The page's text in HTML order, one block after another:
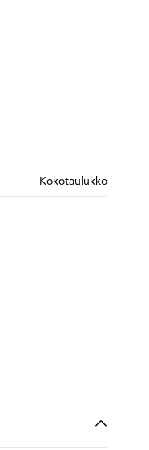
Kokotaulukko